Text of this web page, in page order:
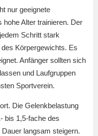
nur geeignete
Alter trainieren. Der
Schritt stark
Körpergewichts. Es
Anfänger sollten sich
und Laufgruppen
Sportverein.
Die Gelenkbelastung
bis 1,5-fache des
langsam steigern.